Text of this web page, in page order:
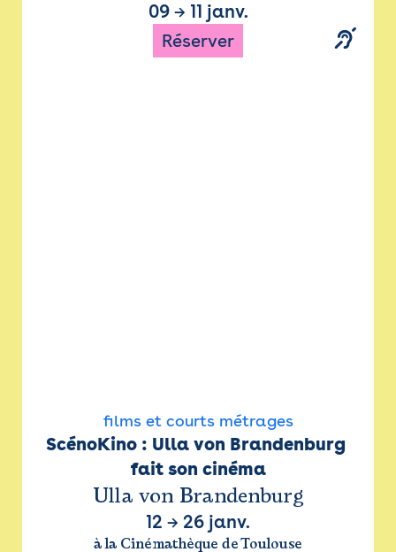
09→ 11 janv.
Réserver
films et courts métrages
ScénoKino : Ulla von Brandenburg
fait son cinéma
Ulla von Brandenburg
12 → 26 janv.
à la Cinémathèque de Toulouse